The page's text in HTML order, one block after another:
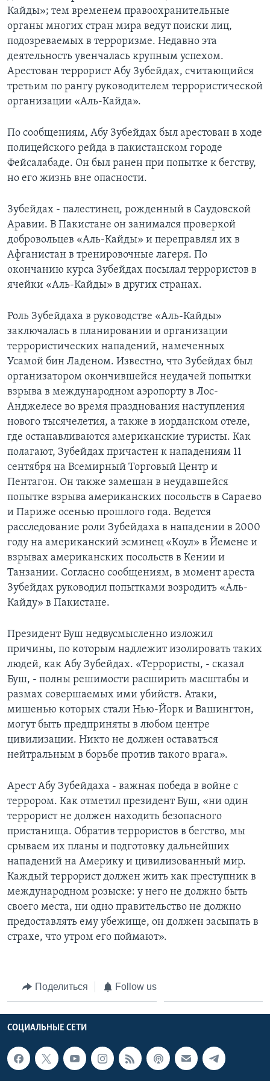
Learning English
СОЦИАЛЬНЫЕ СЕТИ
Кайды»; тем временем правоохранительные
органы многих стран мира ведут поиски лиц,
подозреваемых в терроризме. Недавно эта
деятельность увенчалась крупным успехом.
Арестован террорист Абу Зубейдах, считающийся
третьим по рангу руководителем террористической
организации «Аль-Кайда».
По сообщениям, Абу Зубейдах был арестован в ходе
полицейского рейда в пакистанском городе
Фейсалабаде. Он был ранен при попытке к бегству,
но его жизнь вне опасности.
Зубейдах - палестинец, рожденный в Саудовской
Аравии. В Пакистане он занимался проверкой
добровольцев «Аль-Кайды» и переправлял их в
Афганистан в тренировочные лагеря. По
окончанию курса Зубейдах посылал террористов в
ячейки «Аль-Кайды» в других странах.
Роль Зубейдаха в руководстве «Аль-Кайды»
заключалась в планировании и организации
террористических нападений, намеченных
Усамой бин Ладеном. Известно, что Зубейдах был
организатором окончившейся неудачей попытки
взрыва в международном аэропорту в Лос-
Анджелесе во время празднования наступления
нового тысячелетия, а также в иорданском отеле,
где останавливаются американские туристы. Как
полагают, Зубейдах причастен к нападениям 11
сентября на Всемирный Торговый Центр и
Пентагон. Он также замешан в неудавшейся
попытке взрыва американских посольств в Сараево
и Париже осенью прошлого года. Ведется
расследование роли Зубейдаха в нападении в 2000
году на американский эсминец «Коул» в Йемене и
взрывах американских посольств в Кении и
Танзании. Согласно сообщениям, в момент ареста
Зубейдах руководил попытками возродить «Аль-
Кайду» в Пакистане.
Президент Буш недвусмысленно изложил
причины, по которым надлежит изолировать таких
людей, как Абу Зубейдах. «Террористы, - сказал
Буш, - полны решимости расширить масштабы и
размах совершаемых ими убийств. Атаки,
мишенью которых стали Нью-Йорк и Вашингтон,
могут быть предприняты в любом центре
цивилизации. Никто не должен оставаться
нейтральным в борьбе против такого врага».
Арест Абу Зубейдаха - важная победа в войне с
террором. Как отметил президент Буш, «ни один
террорист не должен находить безопасного
пристанища. Обратив террористов в бегство, мы
срываем их планы и подготовку дальнейших
нападений на Америку и цивилизованный мир.
Каждый террорист должен жить как преступник в
международном розыске: у него не должно быть
своего места, ни одно правительство не должно
предоставлять ему убежище, он должен засыпать в
страхе, что утром его поймают».
Поделиться Follow us
СОЦИАЛЬНЫЕ СЕТИ